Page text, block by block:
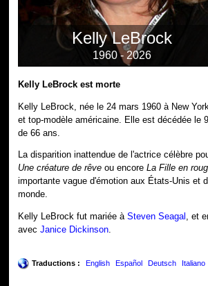
Kelly LeBrock
1960 - 2026
Kelly LeBrock est morte
Kelly LeBrock, née le 24 mars 1960 à New
et top-modèle américaine. Elle est décédée le
de 66 ans.
La disparition inattendue de l'actrice célèbre
Une créature de rêve ou encoreLa Fille en
importante vague d'émotion aux États-Unis et
monde.
Kelly LeBrock fut mariée àSteven Seagal , et
avecJanice Dickinson.
Traductions : English Español Deutsch Italiano